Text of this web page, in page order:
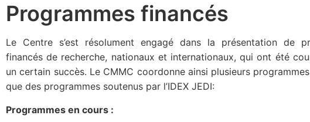
Programmes financés
Le Centre s’est résolument engagé dans la présentation de
financés de recherche, nationaux et internationaux, qui ont été
un certain succès. Le CMMC coordonne ainsi plusieurs
que des programmes soutenus par l’IDEX JEDI:
Programmes en cours :